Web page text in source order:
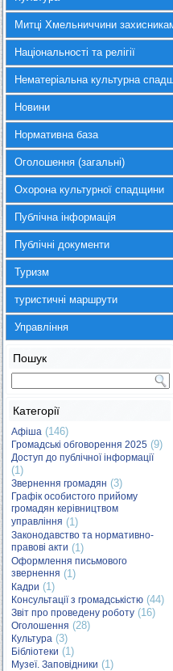
Митці Хмельниччини захисникам
Національності та релігії
Нематеріальна культурна
Новини
Нормативна база
Оголошення (загальні)
Охорона культурної спадщини
Публічна інформація
Публічні документи
Туризм
туристичні маршрути
Управління
Пошук
Категорії
Афіша (146)
Громадські обговорення 2025 (9)
Доступ до публічної інформації
(1)
Звернення громадян (3)
Графік особистого прийому
громадян керівництвом
управління (1)
Законодавство та нормативно-
правові акти (1)
Оформлення письмового
звернення (1)
Кадри (1)
Консультації з громадськістю (44)
Звіт про проведену роботу (16)
Оголошення (28)
Культура (3)
Бібліотеки (1)
Музеї. Заповідники (1)